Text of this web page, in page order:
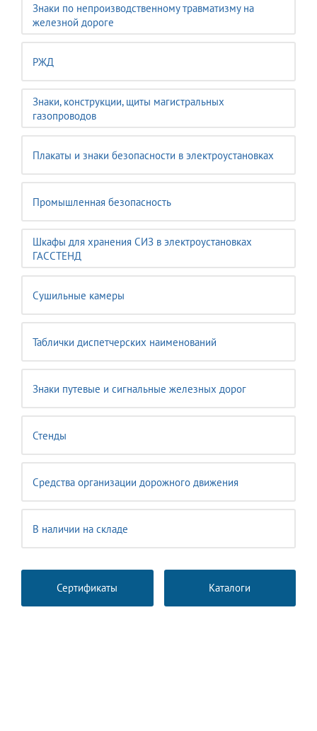
Знаки по непроизводственному травматизму на
железной дороге
РЖД
Знаки, конструкции, щиты магистральных
газопроводов
Плакаты и знаки безопасности в электроустановках
Промышленная безопасность
Шкафы для хранения СИЗ в электроустановках
ГАССТЕНД
Сушильные камеры
Таблички диспетчерских наименований
Знаки путевые и сигнальные железных дорог
Стенды
Средства организации дорожного движения
В наличии на складе
Сертификаты Каталоги